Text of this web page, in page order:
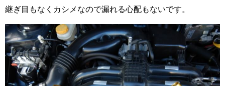
継ぎ目もなくカシメなので漏れる心配もないです。